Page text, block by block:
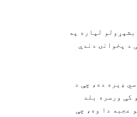
لپاره په
د پخوانۍ دندې
ډېره ده، چې د
کې ورسره بلد
عجبه دا وه، چې